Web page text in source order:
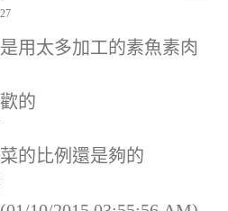
用太多加工的素魚素肉
的
的比例還是夠的